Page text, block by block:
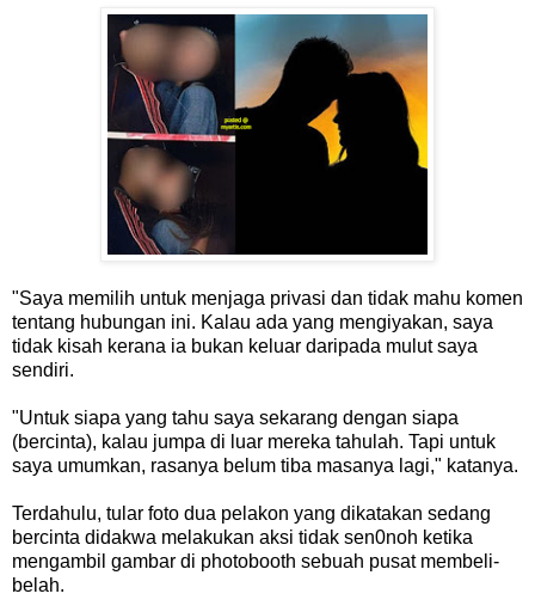
"Saya memilih untuk menjaga privasi dan tidak mahu komen
tentang hubungan ini. Kalau ada yang mengiyakan, saya
tidak kisah kerana ia bukan keluar daripada mulut saya
sendiri.
"Untuk siapa yang tahu saya sekarang dengan siapa
(bercinta), kalau jumpa di luar mereka tahulah. Tapi untuk
saya umumkan, rasanya belum tiba masanya lagi," katanya.
Terdahulu, tular foto dua pelakon yang dikatakan sedang
bercinta didakwa melakukan aksi tidak sen0noh ketika
mengambil gambar di photobooth sebuah pusat membeli-
belah.